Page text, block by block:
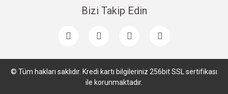
Bizi Takip Edin
© Tüm hakları saklıdır. Kredi kartı bilgileriniz 256bit SSL sertifikası
ile korunmaktadır.